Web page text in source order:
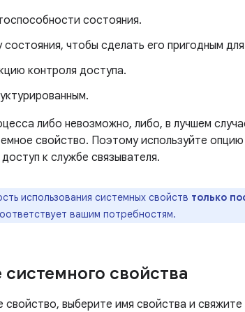
состояния.
чтобы сделать его пригодным
контроля доступа.
либо невозможно, либо, в лучшем
свойство. Поэтому используйте опцию
к службе связывателя.
использования системных свойств только
вашим потребностям.
свойства
выберите имя свойства и